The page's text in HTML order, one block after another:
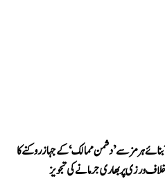
آبنائے ہرمز سے ’دشمن ممالک‘ کے جہاز روکنے کا
ورزی پر بھاری جرمانے کی تجویز